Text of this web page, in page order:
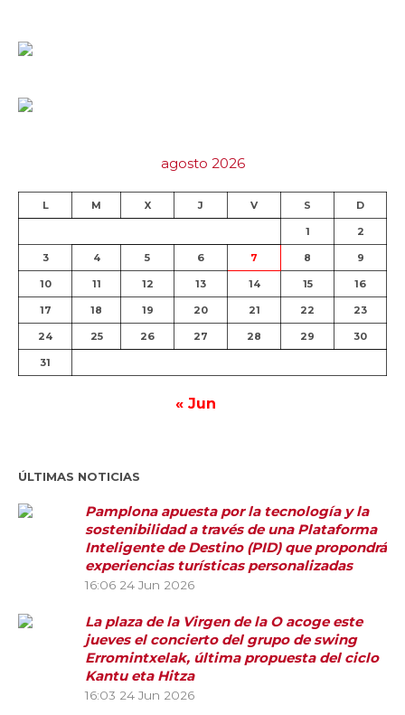
agosto 2026
L M X J V S D
1 2
3 4 5 6 7 8 9
10 11 12 13 14 15 16
17 18 19 20 21 22 23
24 25 26 27 28 29 30
31
« Jun
ÚLTIMAS NOTICIAS
Pamplona apuesta por la tecnología y la
sostenibilidad a través de una Plataforma
Inteligente de Destino (PID) que propondrá
experiencias turísticas personalizadas
16:06 24 Jun 2026
La plaza de la Virgen de la O acoge este
jueves el concierto del grupo de swing
Erromintxelak, última propuesta del ciclo
Kantu eta Hitza
16:03 24 Jun 2026